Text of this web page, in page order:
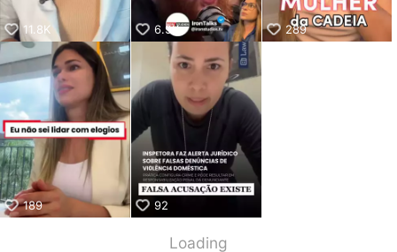
11.8K 6.9K 289
189 92
Loading